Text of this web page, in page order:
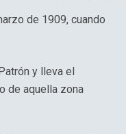
de 1909, cuando
y lleva el
de aquella zona